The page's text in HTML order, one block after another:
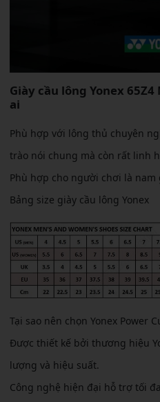
Giày cầu lông Yonex
ai
Phù hợp với lông thủ chuyên
trào nói chung mà còn rất linh
Phù hợp cho người chơi là nam
Bảng size giày cầu lông Yonex
Tại sao nên chọn Yonex Power
Được thiết kế bởi thương hiệu
lượng và hiệu suất.
Công nghệ hiện đại hỗ trợ tối